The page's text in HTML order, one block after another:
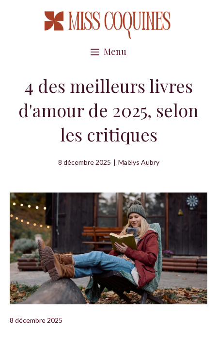
Menu
4 des meilleurs livres
d'amour de 2025, selon
les critiques
8 décembre 2025 | Maëlys Aubry
8 décembre 2025